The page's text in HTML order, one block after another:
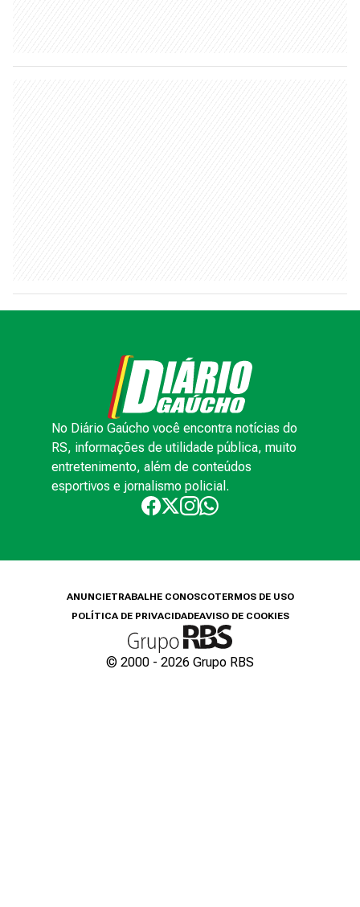
No Diário Gaúcho você encontra notícias do
RS, informações de utilidade pública, muito
entretenimento, além de conteúdos
esportivos e jornalismo policial.
ANUNCIETRABALHE CONOSCOTERMOS DE USO
POLÍTICA DE PRIVACIDADEAVISO DE COOKIES
© 2000 - 2026 Grupo RBS